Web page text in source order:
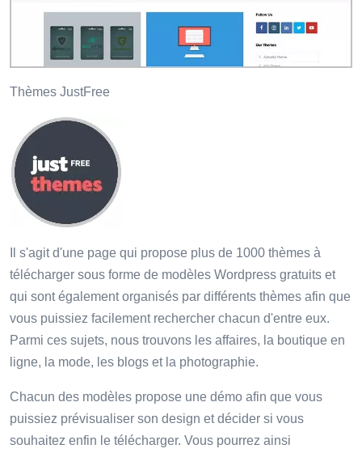
Thèmes JustFree
Il s'agit d'une page qui propose plus de 1000 thèmes à
télécharger sous forme de modèles Wordpress gratuits et
qui sont également organisés par différents thèmes afin que
vous puissiez facilement rechercher chacun d'entre eux.
Parmi ces sujets, nous trouvons les affaires, la boutique en
ligne, la mode, les blogs et la photographie.
Chacun des modèles propose une démo afin que vous
puissiez prévisualiser son design et décider si vous
souhaitez enfin le télécharger. Vous pourrez ainsi